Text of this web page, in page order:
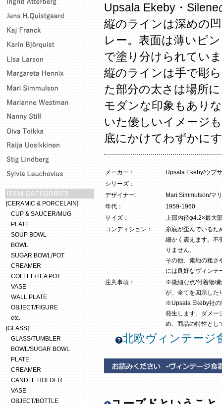
Upsala Ekeby・
縦のラインは深めの
レー。表面は薄いピ
で塗り分けられてい
縦のラインは手で彫
た部分の太さは場所
モダンな印象もあり
いた優しいイメージ
底にかけてわずかに
メーカー：
Upsala Ekeby/ウプ
シリーズ：
デザイナー:
Mari Simmulson/マ
年代：
1959-1960
サイズ：
上部内径φ4.2×最大
コンディション：
糸底が歪んでいるた
細かく震えます。不
りません。
その他、素地の粗さ
には良好なヴィンテ
注意事項：
※微細な点/付着物/
が、全てを図示した
※Upsala Ekeby社の
発生します。ダメー
め、商品の特性とし
北欧ヴィンテージ
[CERAMIC & PORCELAIN]
CUP & SAUCER/MUG
PLATE
SOUP BOWL
BOWL
SUGAR BOWL/POT
CREAMER
COFFEE/TEA POT
VASE
WALL PLATE
OBJECT/FIGURE
etc.
[GLASS]
GLASS/TUMBLER
BOWL/SUGAR BOWL
PLATE
CREAMER
CANDLE HOLDER
VASE
OBJECT/BOTTLE